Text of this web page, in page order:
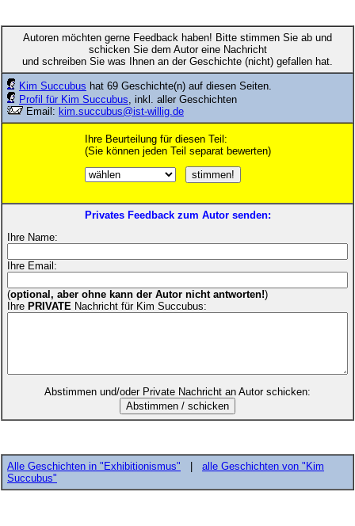
Autoren möchten gerne Feedback haben! Bitte stimmen Sie ab und
schicken Sie dem Autor eine Nachricht
und schreiben Sie was Ihnen an der Geschichte (nicht) gefallen hat.
Kim Succubus hat 69 Geschichte(n) auf diesen Seiten.
Profil für Kim Succubus , inkl. aller Geschichten
Email: kim.succubus@ist-willig.de
Ihre Beurteilung für diesen Teil:
(Sie können jeden Teil separat bewerten)
Privates Feedback zum Autor senden:
Ihre Name:
Ihre Email:
(optional, aber ohne kann der Autor nicht antworten!)
Ihre PRIVATE Nachricht für Kim Succubus:
Abstimmen und/oder Private Nachricht an Autor schicken:
Alle Geschichten in "Exhibitionismus" | alle Geschichten von "Kim
Succubus"